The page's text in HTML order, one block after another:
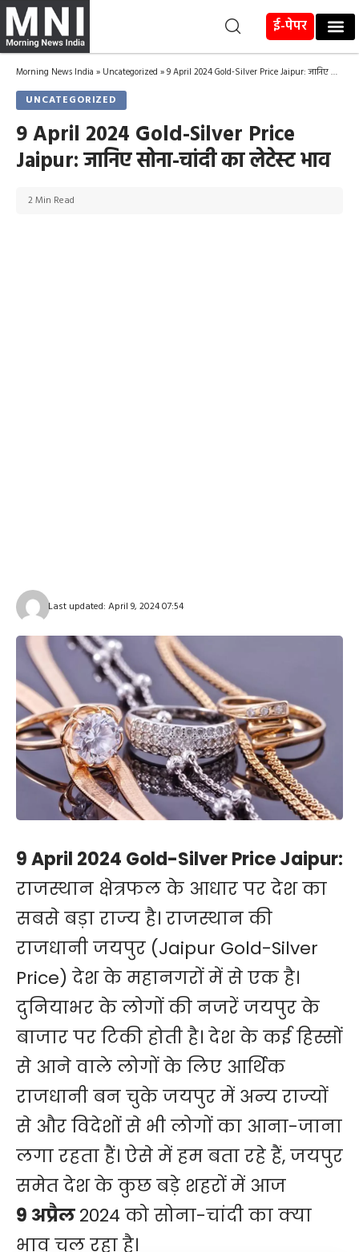
ई-पेपर
Morning News India » Uncategorized »9 April 2024 Gold-Silver Price Jaipur: जानिए सोना-चांदी का लेटेस्ट भाव
UNCATEGORIZED
9 April 2024 Gold-Silver Price
Jaipur: जानिए सोना-चांदी का लेटेस्ट भाव
Last updated: April 9, 2024 07:54
2 Min Read
9 April 2024 Gold-Silver Price Jaipur:
राजस्थान क्षेत्रफल के आधार पर देश का
सबसे बड़ा राज्य है। राजस्थान की
राजधानी जयपुर (Jaipur Gold-Silver
Price) देश के महानगरों में से एक है।
दुनियाभर के लोगों की नजरें जयपुर के
बाजार पर टिकी होती है। देश के कई हिस्सों
से आने वाले लोगों के लिए आर्थिक
राजधानी बन चुके जयपुर में अन्य राज्यों
से और विदेशों से भी लोगों का आना-जाना
लगा रहता हैं। ऐसे में हम बता रहे हैं, जयपुर
समेत देश के कुछ बड़े शहरों में आज
9 अप्रैल2024 को सोना-चांदी का क्या
भाव चल रहा है।